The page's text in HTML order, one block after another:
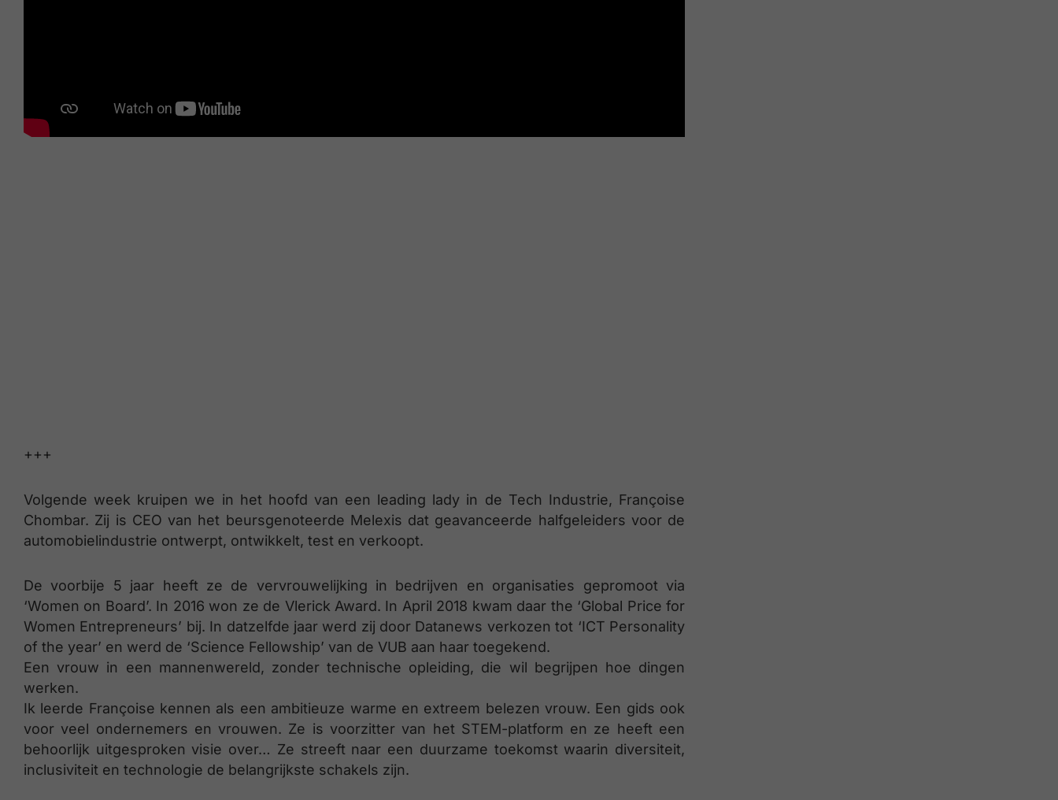
+++
Volgende week kruipen we in het hoofd van een leading lady in de Tech Industrie, Françoise
Chombar. Zij is CEO van het beursgenoteerde Melexis dat geavanceerde halfgeleiders voor de
automobielindustrie ontwerpt, ontwikkelt, test en verkoopt.
De voorbije 5 jaar heeft ze de vervrouwelijking in bedrijven en organisaties gepromoot via
‘Women on Board’. In 2016 won ze de Vlerick Award. In April 2018 kwam daar the ‘Global Price for
Women Entrepreneurs’ bij. In datzelfde jaar werd zij door Datanews verkozen tot ‘ICT Personality
of the year’ en werd de ‘Science Fellowship’ van de VUB aan haar toegekend.
Een vrouw in een mannenwereld, zonder technische opleiding, die wil begrijpen hoe dingen
werken.
Ik leerde Françoise kennen als een ambitieuze warme en extreem belezen vrouw. Een gids ook
voor veel ondernemers en vrouwen. Ze is voorzitter van het STEM-platform en ze heeft een
behoorlijk uitgesproken visie over… Ze streeft naar een duurzame toekomst waarin diversiteit,
inclusiviteit en technologie de belangrijkste schakels zijn.